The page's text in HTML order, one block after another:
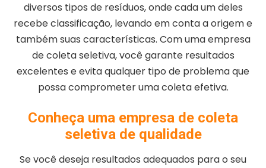
diversos tipos de resíduos, onde cada um deles
recebe classificação, levando em conta a origem e
também suas características. Com uma empresa
de coleta seletiva, você garante resultados
excelentes e evita qualquer tipo de problema que
possa comprometer uma coleta efetiva.
Conheça uma empresa de coleta
seletiva de qualidade
Se você deseja resultados adequados para o seu